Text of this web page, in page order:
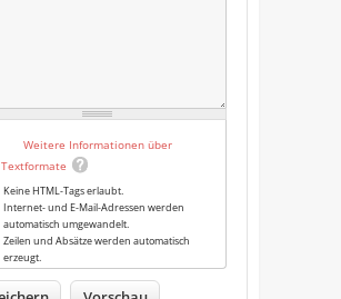
Weitere Informationen über
Textformate
Keine HTML-Tags erlaubt.
Internet- und E-Mail-Adressen werden
automatisch umgewandelt.
Zeilen und Absätze werden automatisch
erzeugt.